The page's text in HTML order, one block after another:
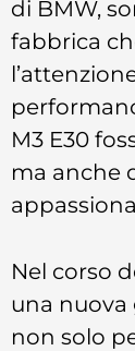
di BMW,
fabbrica
M3 E30
ma anche
Nel corso
una nuova
non solo